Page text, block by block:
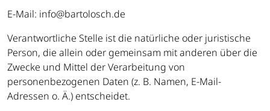
E-Mail: info@bartolosch.de
Verantwortliche Stelle ist die natürliche oder juristische
Person, die allein oder gemeinsam mit anderen über die
Zwecke und Mittel der Verarbeitung von
personenbezogenen Daten (z. B. Namen, E-Mail-
Adressen o. Ä.) entscheidet.